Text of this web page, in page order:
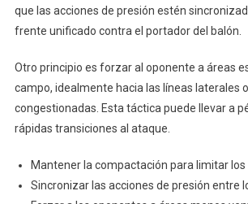
que las acciones de presión estén
frente unificado contra el portador del balón.
Otro principio es forzar al oponente a áreas
campo, idealmente hacia las líneas laterales
congestionadas. Esta táctica puede llevar a
rápidas transiciones al ataque.
Mantener la compactación para limitar los
Sincronizar las acciones de presión entre